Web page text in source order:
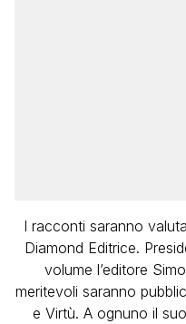
I racconti saranno
Diamond Editrice.
volume l’editore
meritevoli saranno
e Virtù. A ognuno il